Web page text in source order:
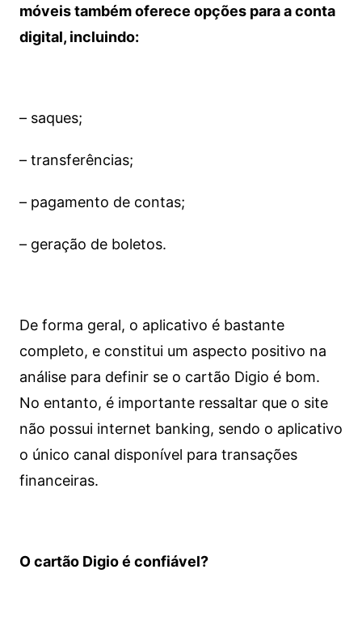
móveis também oferece opções para a conta
digital, incluindo:
– saques;
– transferências;
– pagamento de contas;
– geração de boletos.
De forma geral, o aplicativo é bastante
completo, e constitui um aspecto positivo na
análise para definir se o cartão Digio é bom.
No entanto, é importante ressaltar que o site
não possui internet banking, sendo o aplicativo
o único canal disponível para transações
financeiras.
O cartão Digio é confiável?